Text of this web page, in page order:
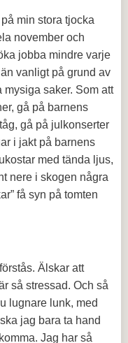
min stora tjocka
november och
jobba mindre varje
vanligt på grund av
mysiga saker. Som att
gå på barnens
gå på julkonserter
i jakt på barnens
med tända ljus,
nere i skogen några
få syn på tomten
Älskar att
så stressad. Och så
lugnare lunk, med
jag bara ta hand
Jag har så